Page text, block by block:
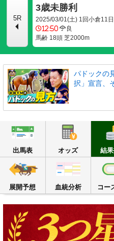
5R
3歳未勝利
2025/03/01(土) 1回小倉11
12:50
良
馬齢 18頭 芝2000m
パドックの
択」宣言、
出馬表 オッズ 結
展開予想
展開予想
血統分析
血統分析 コー